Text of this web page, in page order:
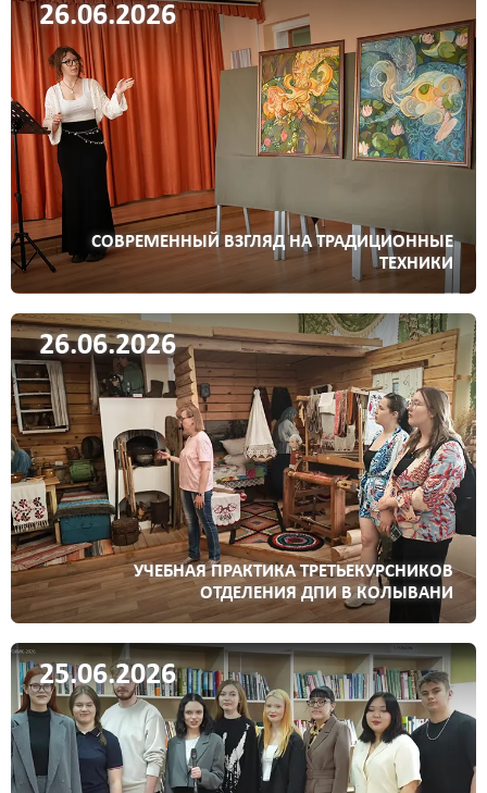
26.06.2026
СОВРЕМЕННЫЙ ВЗГЛЯД НА ТРАДИЦИОННЫЕ
ТЕХНИКИ
26.06.2026
УЧЕБНАЯ ПРАКТИКА ТРЕТЬЕКУРСНИКОВ
ОТДЕЛЕНИЯ ДПИ В КОЛЫВАНИ
25.06.2026